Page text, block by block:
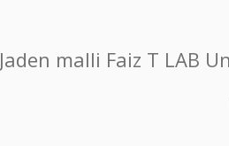
Jaden malli Faiz T LAB